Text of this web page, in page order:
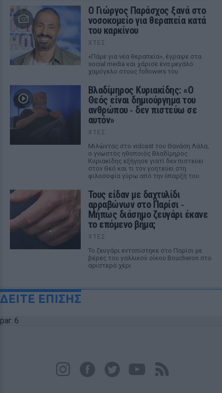
O Γιώργος Παράσχος ξανά στο
νοσοκομείο για θεραπεία κατά
του καρκίνου
ΧΤΕΣ
«Πάμε για νέα θεραπεία», έγραψε στα
social media και χάρισε ένα μεγάλο
χαμόγελο στους followers του
Βλαδίμηρος Κυριακίδης: «Ο
Θεός είναι δημιούργημα του
ανθρώπου ‑ δεν πιστεύω σε
αυτόν»
ΧΤΕΣ
Μιλώντας στο vidcast του Θανάση Λάλα,
ο γνωστός ηθοποιός Βλαδίμηρος
Κυριακίδης εξήγησε γιατί δεν πιστεύει
στον Θεό και τι τον γοητεύει στη
φιλοσοφία γύρω από την ύπαρξή του.
Τους είδαν με δαχτυλίδι
αρραβώνων στο Παρίσι ‑
Μήπως διάσημο ζευγάρι έκανε
το επόμενο βήμα;
ΧΤΕΣ
Το ζευγάρι εντοπίστηκε στο Παρίσι με
βέρες του γαλλικού οίκου Boucheron στο
αριστερό χέρι
ΔΕΙΤΕ ΕΠΙΣΗΣ
par: 6